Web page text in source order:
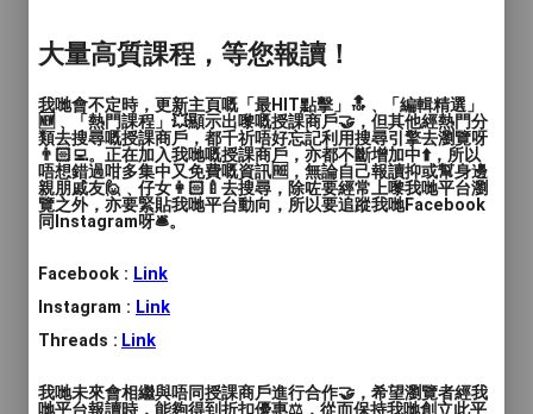
時間: 120分鐘
服務地區: 中西區, 東區, 南區, 灣仔區, 九龍城區, 觀
塘區, 深水埗區, 黃大仙區, 油尖旺區, 葵青區, 北區, 西
貢區, 沙田區, 大埔區, 荃灣區, 屯門區, 元朗區, 其他
（彈性或無固定地點）
【塑膠彩肌理畫恆常班】
4、8、12堂｜每堂2小時
圖中作品：20x20cm、10x10cm
大量高質課程，等您報讀！
我哋會不定時，更新主頁嘅「最HIT點擊」🔝﹑「編輯精選」
🆕﹑「熱門課程」💥顯示出嚟嘅授課商戶🤝，但其他經熱門分
類去搜尋嘅授課商戶，都千祈唔好忘記利用搜尋引擎去瀏覽呀
👨🏻‍💻。正在加入我哋嘅授課商戶，亦都不斷增加中⬆️，所以
唔想錯過咁多集中又免費嘅資訊🆓，無論自己報讀抑或幫身邊
親朋戚友🙋﹑仔女👩🏻‍🍼去搜尋，除咗要經常上嚟我哋平台瀏
覽之外，亦要緊貼我哋平台動向，所以要追蹤我哋Facebook
同Instagram呀🛎️。
Facebook : Link
Instagram : Link
Threads : Link
我哋未來會相繼與唔同授課商戶進行合作🤝，希望瀏覽者經我
哋平台報讀時，能夠得到折扣優惠⚖️，從而保持我哋創立此平